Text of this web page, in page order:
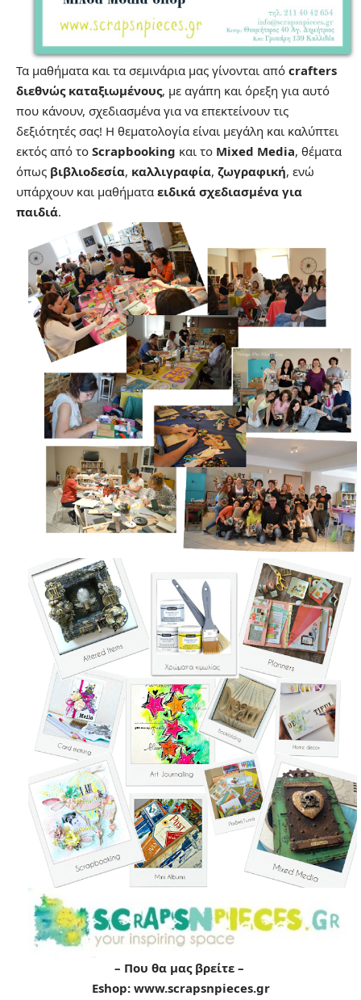
Τα μαθήματα και τα σεμινάρια μας γίνονται από crafters
διεθνώς καταξιωμένους, με αγάπη και όρεξη για αυτό
που κάνουν, σχεδιασμένα για να επεκτείνουν τις
δεξιότητές σας! Η θεματολογία είναι μεγάλη και καλύπτει
εκτός από το Scrapbooking και το Mixed Media, θέματα
όπως βιβλιοδεσία, καλλιγραφία, ζωγραφική, ενώ
υπάρχουν και μαθήματα ειδικά σχεδιασμένα για
παιδιά.
– Που θα μας βρείτε –
Eshop: www.scrapsnpieces.gr